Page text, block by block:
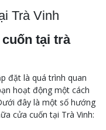
Trà Vinh
tại trà
đặt là quá trình quan
hoạt động một cách
đây là một số hướng
cửa cuốn tại Trà Vinh: